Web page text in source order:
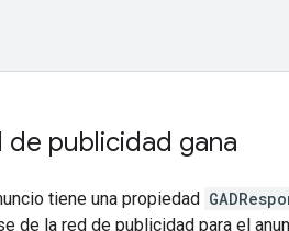
de publicidad gana
tiene una propiedad
de la red de publicidad para el